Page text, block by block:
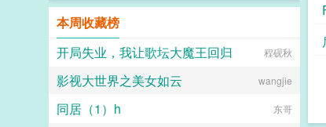
本周收藏榜
开局失业，我让歌坛大魔王回归
程砚秋
影视大世界之美女如云 wangjie
同居（1）h 东哥